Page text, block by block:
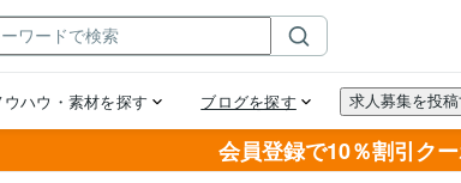
会員登録で10％割引ク